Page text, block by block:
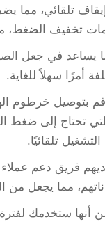
إيقاف تلقائي، مما
تخفيف الضغط،
يساعد في جعل
أمرًا سهلاً للغاية.
قم بتوصيل خرطوم
تحتاج إلى ضغط
تلقائيًا.
فريق دعم
مما يجعل من
أنها ستخدمك